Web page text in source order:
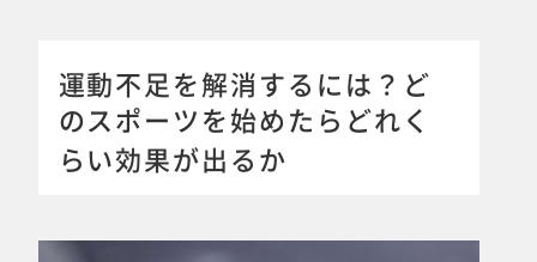
運動不足を解消するには？ど
のスポーツを始めたらどれく
らい効果が出るか